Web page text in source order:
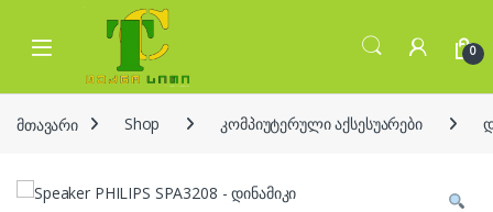
Skip to navigation
Skip to content
Open 0
მთავარი Shop კომპიუტერული აქსესუარები